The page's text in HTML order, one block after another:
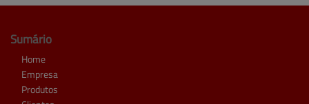
Sumário
Home
Empresa
Produtos